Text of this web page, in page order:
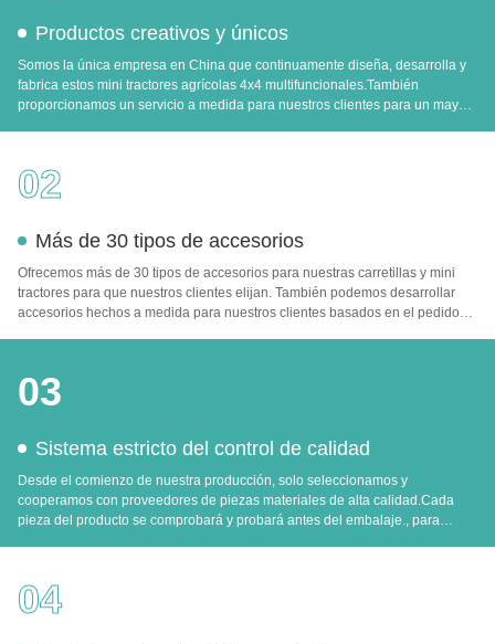
Productos creativos y únicos
Somos la única empresa en China que continuamente diseña, desarrolla y
fabrica estos mini tractores agrícolas 4x4 multifuncionales.También
proporcionamos un servicio a medida para nuestros clientes para un mayor
02
Más de 30 tipos de accesorios
Ofrecemos más de 30 tipos de accesorios para nuestras carretillas y mini
tractores para que nuestros clientes elijan. También podemos desarrollar
accesorios hechos a medida para nuestros clientes basados en el pedido
03
Sistema estricto del control de calidad
Desde el comienzo de nuestra producción, solo seleccionamos y
cooperamos con proveedores de piezas materiales de alta calidad.Cada
pieza del producto se comprobará y probará antes del embalaje., para
04